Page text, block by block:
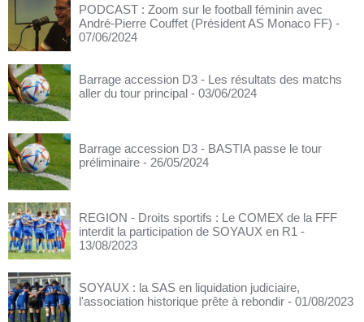
PODCAST : Zoom sur le football féminin avec
André-Pierre Couffet (Président AS Monaco FF) -
07/06/2024
Barrage accession D3 - Les résultats des matchs
aller du tour principal - 03/06/2024
Barrage accession D3 - BASTIA passe le tour
préliminaire - 26/05/2024
REGION - Droits sportifs : Le COMEX de la FFF
interdit la participation de SOYAUX en R1 -
13/08/2023
SOYAUX : la SAS en liquidation judiciaire,
l'association historique prête à rebondir - 01/08/2023